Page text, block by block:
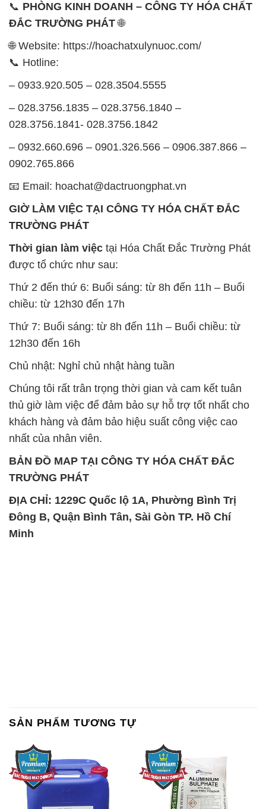
📞 PHÒNG KINH DOANH – CÔNG TY HÓA CHẤT
ĐẮC TRƯỜNG PHÁT🌐
🌐 Website: https://hoachatxulynuoc.com/
📞 Hotline:
– 0933.920.505 – 028.3504.5555
– 028.3756.1835 – 028.3756.1840 –
028.3756.1841- 028.3756.1842
– 0932.660.696 – 0901.326.566 – 0906.387.866 –
0902.765.866
📧 Email: hoachat@dactruongphat.vn
GIỜ LÀM VIỆC TẠI CÔNG TY HÓA CHẤT ĐẮC
TRƯỜNG PHÁT
Thời gian làm việc tại Hóa Chất Đắc Trường Phát
được tổ chức như sau:
Thứ 2 đến thứ 6: Buổi sáng: từ 8h đến 11h – Buổi
chiều: từ 12h30 đến 17h
Thứ 7: Buổi sáng: từ 8h đến 11h – Buổi chiều: từ
12h30 đến 16h
Chủ nhật: Nghỉ chủ nhật hàng tuần
Chúng tôi rất trân trọng thời gian và cam kết tuân
thủ giờ làm việc để đảm bảo sự hỗ trợ tốt nhất cho
khách hàng và đảm bảo hiệu suất công việc cao
nhất của nhân viên.
BẢN ĐỒ MAP TẠI CÔNG TY HÓA CHẤT ĐẮC
TRƯỜNG PHÁT
ĐỊA CHỈ: 1229C Quốc lộ 1A, Phường Bình Trị
Đông B, Quận Bình Tân, Sài Gòn TP. Hồ Chí
Minh
SẢN PHẨM TƯƠNG TỰ